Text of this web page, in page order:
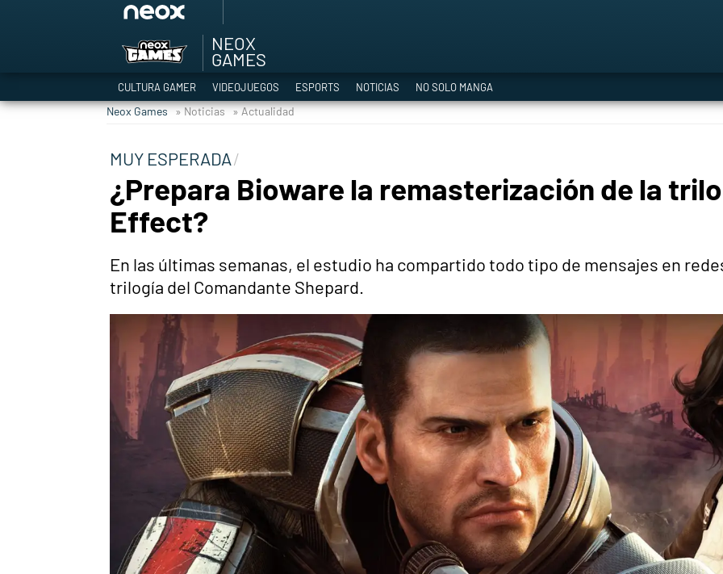
TGA Tercera gala
Super Mario cafetería oficial
Asia peculiar tradición
NEOX
GAMES
CULTURA GAMER VIDEOJUEGOS ESPORTS NOTICIAS NO SOLO MANGA
Neox Games » Noticias » Actualidad
MUY ESPERADA
¿Prepara Bioware la remasterización de la
Effect?
En las últimas semanas, el estudio ha compartido todo tipo de mensajes en
trilogía del Comandante Shepard.